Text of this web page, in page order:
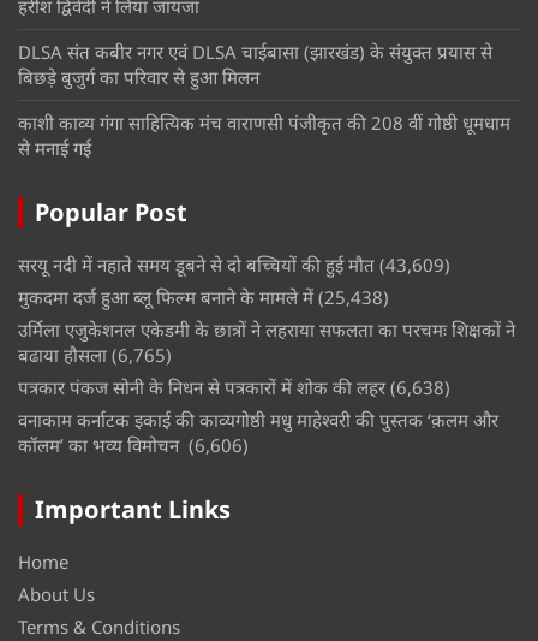
हरीश द्विवेदी ने लिया जायजा
DLSA संत कबीर नगर एवं DLSA चाईबासा (झारखंड) के संयुक्त प्रयास से
बिछड़े बुजुर्ग का परिवार से हुआ मिलन
काशी काव्य गंगा साहित्यिक मंच वाराणसी पंजीकृत की 208 वीं गोष्ठी धूमधाम
से मनाई गई
Popular Post
सरयू नदी में नहाते समय डूबने से दो बच्चियों की हुई मौत (43,609)
मुकदमा दर्ज हुआ ब्लू फिल्म बनाने के मामले में (25,438)
उर्मिला एजुकेशनल एकेडमी के छात्रों ने लहराया सफलता का परचमः शिक्षकों ने
बढाया हौसला (6,765)
पत्रकार पंकज सोनी के निधन से पत्रकारों में शोक की लहर (6,638)
वनाकाम कर्नाटक इकाई की काव्यगोष्ठी मधु माहेश्वरी की पुस्तक ‘क़लम और
कॉलम’ का भव्य विमोचन (6,606)
Important Links
Home
About Us
Terms & Conditions